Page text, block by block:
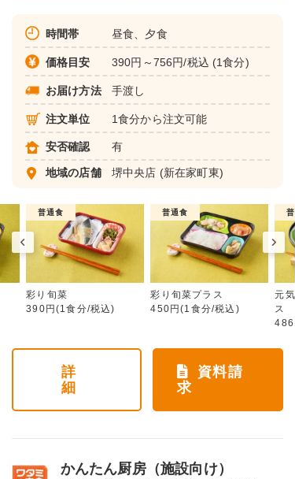
時間帯 昼食、夕食
価格目安 390円～756円/税込 (1食分)
お届け方法 手渡し
注文単位 1食分から注文可能
安否確認 有
地域の店舗 堺中央店 (新在家町東)
普通食
彩り旬菜
390円(1食分/税込)
普通食
彩り旬菜プラス
450円(1食分/税込)
元
ス
詳
細
資料請
求
かんたん厨房（施設向け）